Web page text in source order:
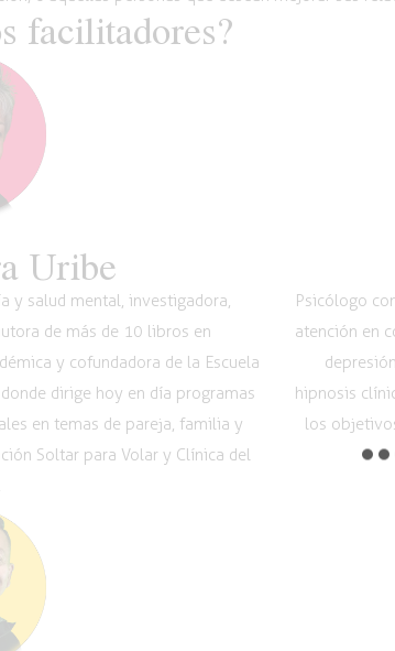
facilitadores?
Uribe
y salud mental, investigadora,
de más de 10 libros en
y cofundadora de la Escuela
dirige hoy en día programas
en temas de pareja, familia y
Soltar para Volar y Clínica del
Psicólogo
atención en
hipnosis
los